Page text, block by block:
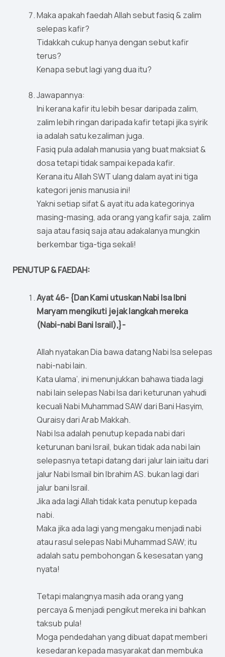
Maka apakah faedah Allah sebut fasiq & zalim
selepas kafir?
Tidakkah cukup hanya dengan sebut kafir
terus?
Kenapa sebut lagi yang dua itu?
Jawapannya:
Ini kerana kafir itu lebih besar daripada zalim,
zalim lebih ringan daripada kafir tetapi jika syirik
ia adalah satu kezaliman juga.
Fasiq pula adalah manusia yang buat maksiat &
dosa tetapi tidak sampai kepada kafir.
Kerana itu Allah SWT ulang dalam ayat ini tiga
kategori jenis manusia ini!
Yakni setiap sifat & ayat itu ada kategorinya
masing-masing, ada orang yang kafir saja, zalim
saja atau fasiq saja atau adakalanya mungkin
berkembar tiga-tiga sekali!
PENUTUP & FAEDAH:
Ayat 46- {Dan Kami utuskan Nabi Isa Ibni
Maryam mengikuti jejak langkah mereka
(Nabi-nabi Bani Israil),}-
Allah nyatakan Dia bawa datang Nabi Isa selepas
nabi-nabi lain.
Kata ulama’, ini menunjukkan bahawa tiada lagi
nabi lain selepas Nabi Isa dari keturunan yahudi
kecuali Nabi Muhammad SAW dari Bani Hasyim,
Quraisy dari Arab Makkah.
Nabi Isa adalah penutup kepada nabi dari
keturunan bani Israil, bukan tidak ada nabi lain
selepasnya tetapi datang dari jalur lain iaitu dari
jalur Nabi Ismail bin Ibrahim AS. bukan lagi dari
jalur bani Israil.
Jika ada lagi Allah tidak kata penutup kepada
nabi.
Maka jika ada lagi yang mengaku menjadi nabi
atau rasul selepas Nabi Muhammad SAW; itu
adalah satu pembohongan & kesesatan yang
nyata!
Tetapi malangnya masih ada orang yang
percaya & menjadi pengikut mereka ini bahkan
taksub pula!
Moga pendedahan yang dibuat dapat memberi
kesedaran kepada masyarakat dan membuka